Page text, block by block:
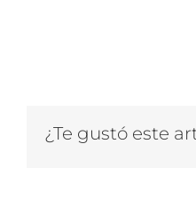
¿Te gustó este